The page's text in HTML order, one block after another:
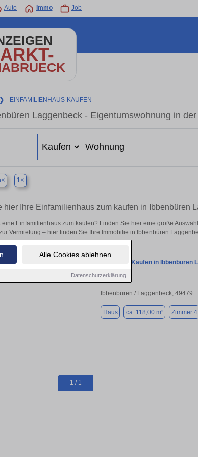
Alle Cookies ablehnen
Datenschutzerklärung
Auto Immo Job
❯ EINFAMILIENHAUS-KAUFEN
Laggenbeck - Eigentumswohnung in
× 1×
hier Ihre Einfamilienhaus zum kaufen in Ibbenbüren
Einfamilienhaus zum kaufen? Finden Sie hier eine große
Vermietung – hier finden Sie Ihre Immobilie in Ibbenbüren
1 / 1
Haus zum Kaufen in Ibbenbüren
Ibbenbüren / Laggenbeck, 49479
Haus ca. 118,00 m² Zimmer 4